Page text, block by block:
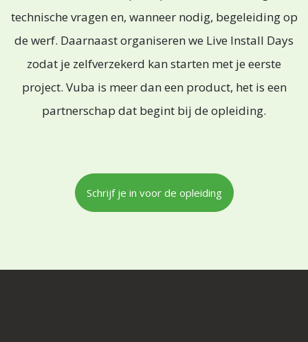
technische vragen en, wanneer nodig, begeleiding op
de werf. Daarnaast organiseren we Live Install Days
zodat je zelfverzekerd kan starten met je eerste
project. Vuba is meer dan een product, het is een
partnerschap dat begint bij de opleiding.
Schrijf je in voor de opleiding